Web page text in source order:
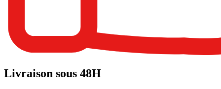
Livraison sous 48H